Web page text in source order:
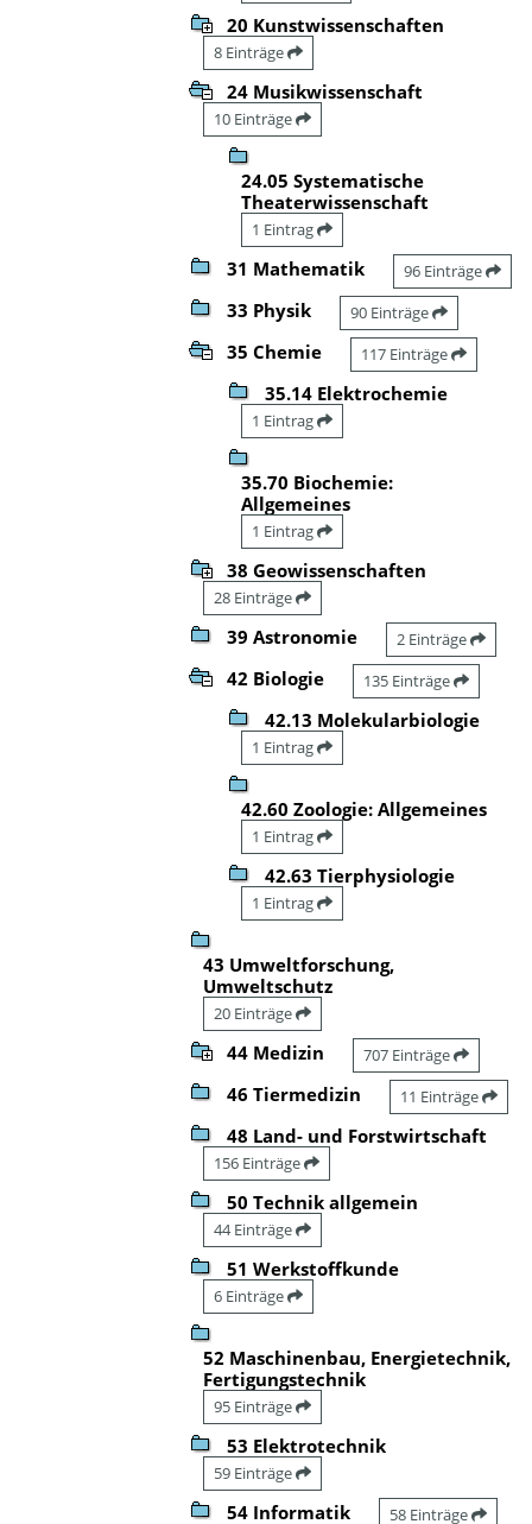
20 Kunstwissenschaften
8 Einträge
24 Musikwissenschaft
10 Einträge
24.05 Systematische
Theaterwissenschaft
1 Eintrag
31 Mathematik 96 Einträge
33 Physik 90 Einträge
35 Chemie 117 Einträge
35.14 Elektrochemie
1 Eintrag
35.70 Biochemie:
Allgemeines
1 Eintrag
38 Geowissenschaften
28 Einträge
39 Astronomie 2 Einträge
42 Biologie 135 Einträge
42.13 Molekularbiologie
1 Eintrag
42.60 Zoologie: Allgemeines
1 Eintrag
42.63 Tierphysiologie
1 Eintrag
43 Umweltforschung,
Umweltschutz
20 Einträge
44 Medizin 707 Einträge
46 Tiermedizin 11 Einträge
48 Land- und Forstwirtschaft
156 Einträge
50 Technik allgemein
44 Einträge
51 Werkstoffkunde
6 Einträge
52 Maschinenbau, Energietechnik,
Fertigungstechnik
95 Einträge
53 Elektrotechnik
59 Einträge
54 Informatik 58 Einträge